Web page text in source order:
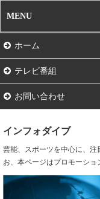
MENU
ホーム
テレビ番組
お問い合わせ
インフォダイブ
芸能、スポーツを中心に、
お、本ページはプロモーショ